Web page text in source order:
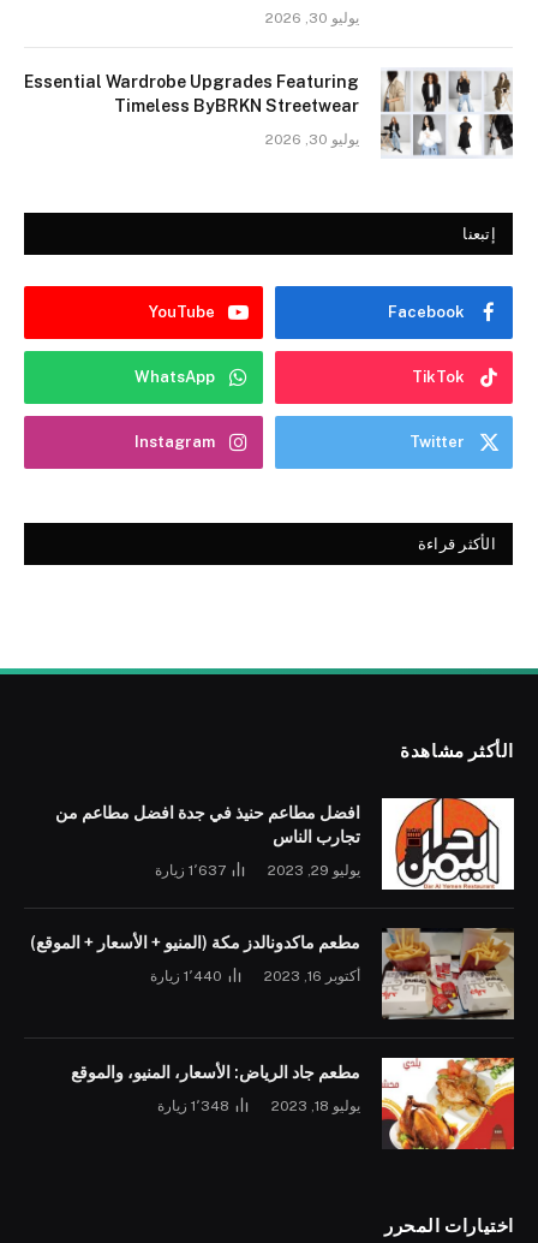
يوليو 30, 2026
Essential Wardrobe Upgrades Featuring
Timeless ByBRKN Streetwear
يوليو 30, 2026
إتبعنا
Facebook
YouTube
TikTok
WhatsApp
Twitter
Instagram
الأكثر قراءة
الأكثر مشاهدة
افضل مطاعم حنيذ في جدة افضل مطاعم من
تجارب الناس
يوليو 29, 2023 1٬637 زيارة
مطعم ماكدونالدز مكة (المنيو + الأسعار + الموقع)
أكتوبر 16, 2023 1٬440 زيارة
مطعم جاد الرياض: الأسعار، المنيو، والموقع
يوليو 18, 2023 1٬348 زيارة
اختيارات المحرر